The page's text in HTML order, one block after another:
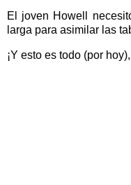
El joven Howell
larga para asimilar las
¡Y esto es todo (por